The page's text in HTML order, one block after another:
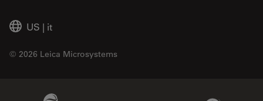
US | it
© 2026 Leica Microsystems